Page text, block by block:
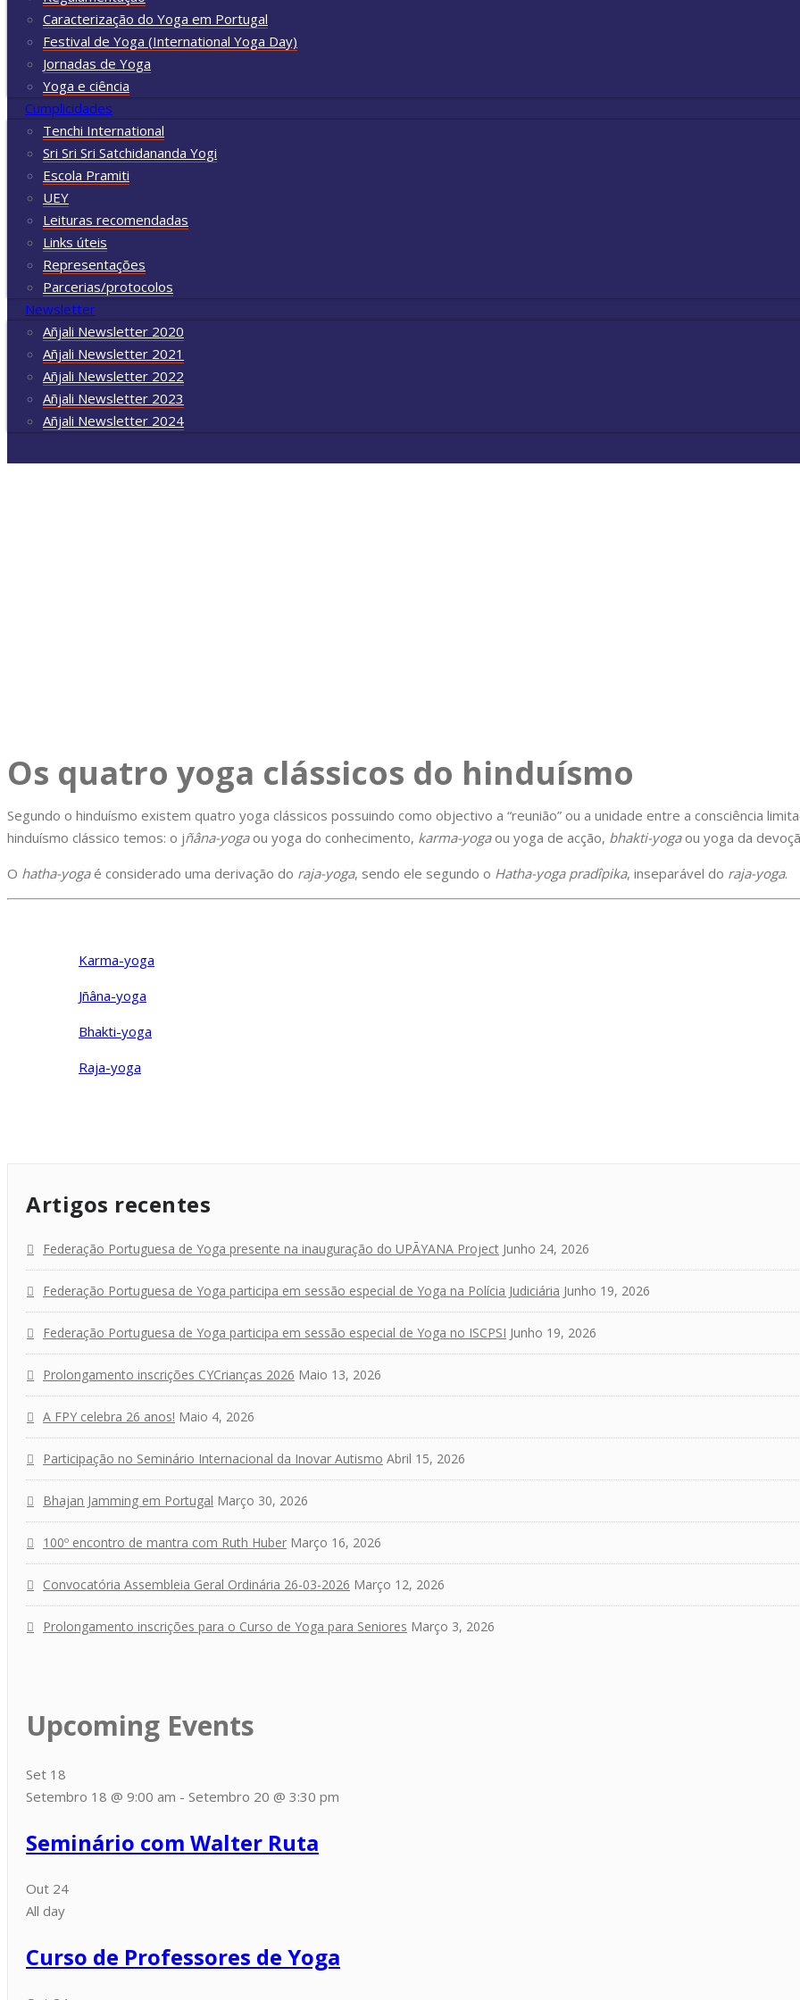
Caracterização do Yoga em Portugal
Festival de Yoga (International Yoga Day)
Jornadas de Yoga
Yoga e ciência
Cumplicidades
Tenchi International
Sri Sri Sri Satchidananda Yogi
Escola Pramiti
UEY
Leituras recomendadas
Links úteis
Representações
Parcerias/protocolos
Newsletter
Añjali Newsletter 2020
Añjali Newsletter 2021
Añjali Newsletter 2022
Añjali Newsletter 2023
Añjali Newsletter 2024
Os quatro yoga clássicos do hinduísmo
Segundo o hinduísmo existem quatro yoga clássicos possuindo como objectivo a “reunião” ou a unidade entre a consciência
hinduísmo clássico temos: o jñâna-yogaou yoga do conhecimento, karma-yogaou yoga de acção, bhakti-yogaou yoga da
O hatha-yogaé considerado uma derivação do raja-yoga, sendo ele segundo o Hatha-yoga pradîpika, inseparável do raja-yoga.
Karma-yoga
Jñâna-yoga
Bhakti-yoga
Raja-yoga
Artigos recentes
Federação Portuguesa de Yoga presente na inauguração do UPĀYANA Project Junho 24, 2026
Federação Portuguesa de Yoga participa em sessão especial de Yoga na Polícia Judiciária Junho 19, 2026
Federação Portuguesa de Yoga participa em sessão especial de Yoga no ISCPSI Junho 19, 2026
Prolongamento inscrições CYCrianças 2026 Maio 13, 2026
A FPY celebra 26 anos! Maio 4, 2026
Participação no Seminário Internacional da Inovar Autismo Abril 15, 2026
Bhajan Jamming em Portugal Março 30, 2026
100º encontro de mantra com Ruth Huber Março 16, 2026
Convocatória Assembleia Geral Ordinária 26-03-2026 Março 12, 2026
Prolongamento inscrições para o Curso de Yoga para Seniores Março 3, 2026
Upcoming Events
Set 18
Setembro 18 @ 9:00 am - Setembro 20 @ 3:30 pm
Seminário com Walter Ruta
Out 24
All day
Curso de Professores de Yoga